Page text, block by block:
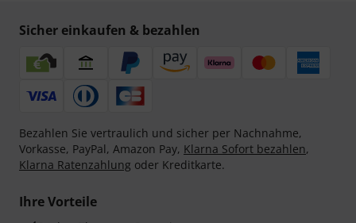
Sicher einkaufen & bezahlen
Bezahlen Sie vertraulich und sicher per Nachnahme,
Vorkasse, PayPal, Amazon Pay, Klarna Sofort bezahlen,
Klarna Ratenzahlung oder Kreditkarte.
Ihre Vorteile